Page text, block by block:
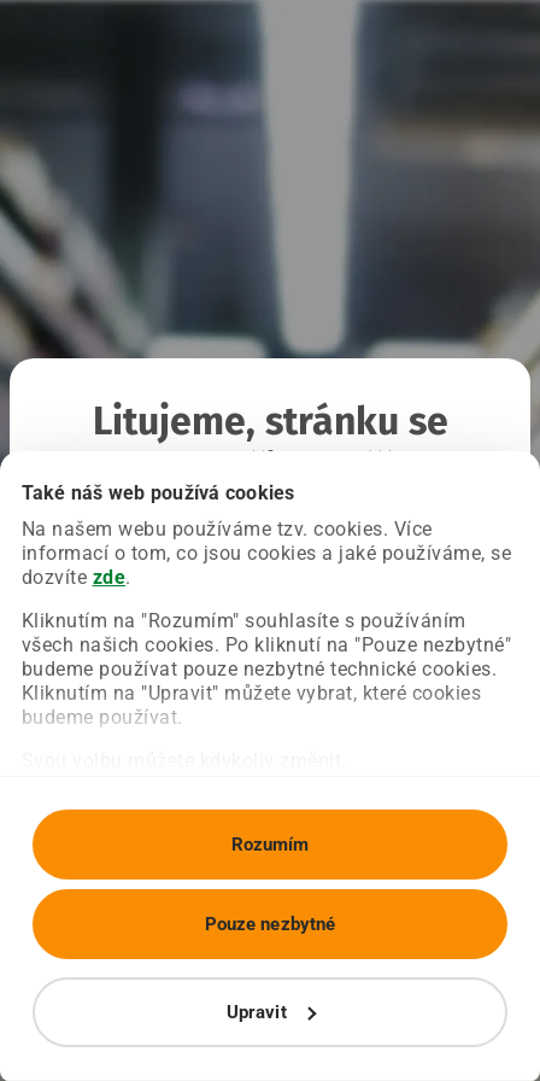
Také náš web používá cookies
Na našem webu používáme tzv. cookies. Více
informací o tom, co jsou cookies a jaké používáme, se
dozvíte zde.
Kliknutím na "Rozumím" souhlasíte s používáním
všech našich cookies. Po kliknutí na "Pouze nezbytné"
budeme používat pouze nezbytné technické cookies.
Kliknutím na "Upravit" můžete vybrat, které cookies
budeme používat.
Rozumím
Upravit
Pouze nezbytné
Litujeme, stránku se
Chyba nastala na naší straně a už ji opravujeme.
Zkuste prosím znovu načíst požadovanou stránku.
Obnovit stránku Úvodní strana